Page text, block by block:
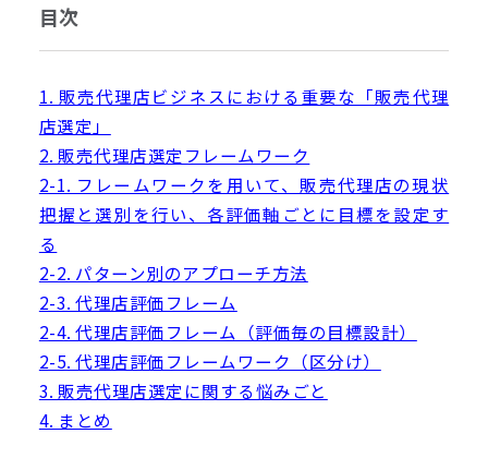
目次
1. 販売代理店ビジネスにおける重要な「販売代理
店選定」
2. 販売代理店選定フレームワーク
2-1. フレームワークを用いて、販売代理店の現状
把握と選別を行い、各評価軸ごとに目標を設定す
る
2-2. パターン別のアプローチ方法
2-3. 代理店評価フレーム
2-4. 代理店評価フレーム（評価毎の目標設計）
2-5. 代理店評価フレームワーク（区分け）
3. 販売代理店選定に関する悩みごと
4. まとめ